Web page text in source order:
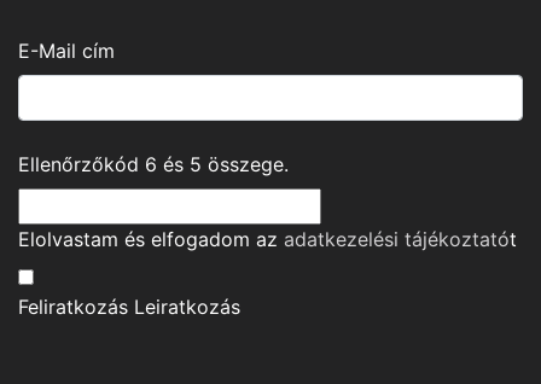
E-Mail cím
Ellenőrzőkód 6 és 5 összege.
Elolvastam és elfogadom az adatkezelési tájékoztatót
Feliratkozás Leiratkozás